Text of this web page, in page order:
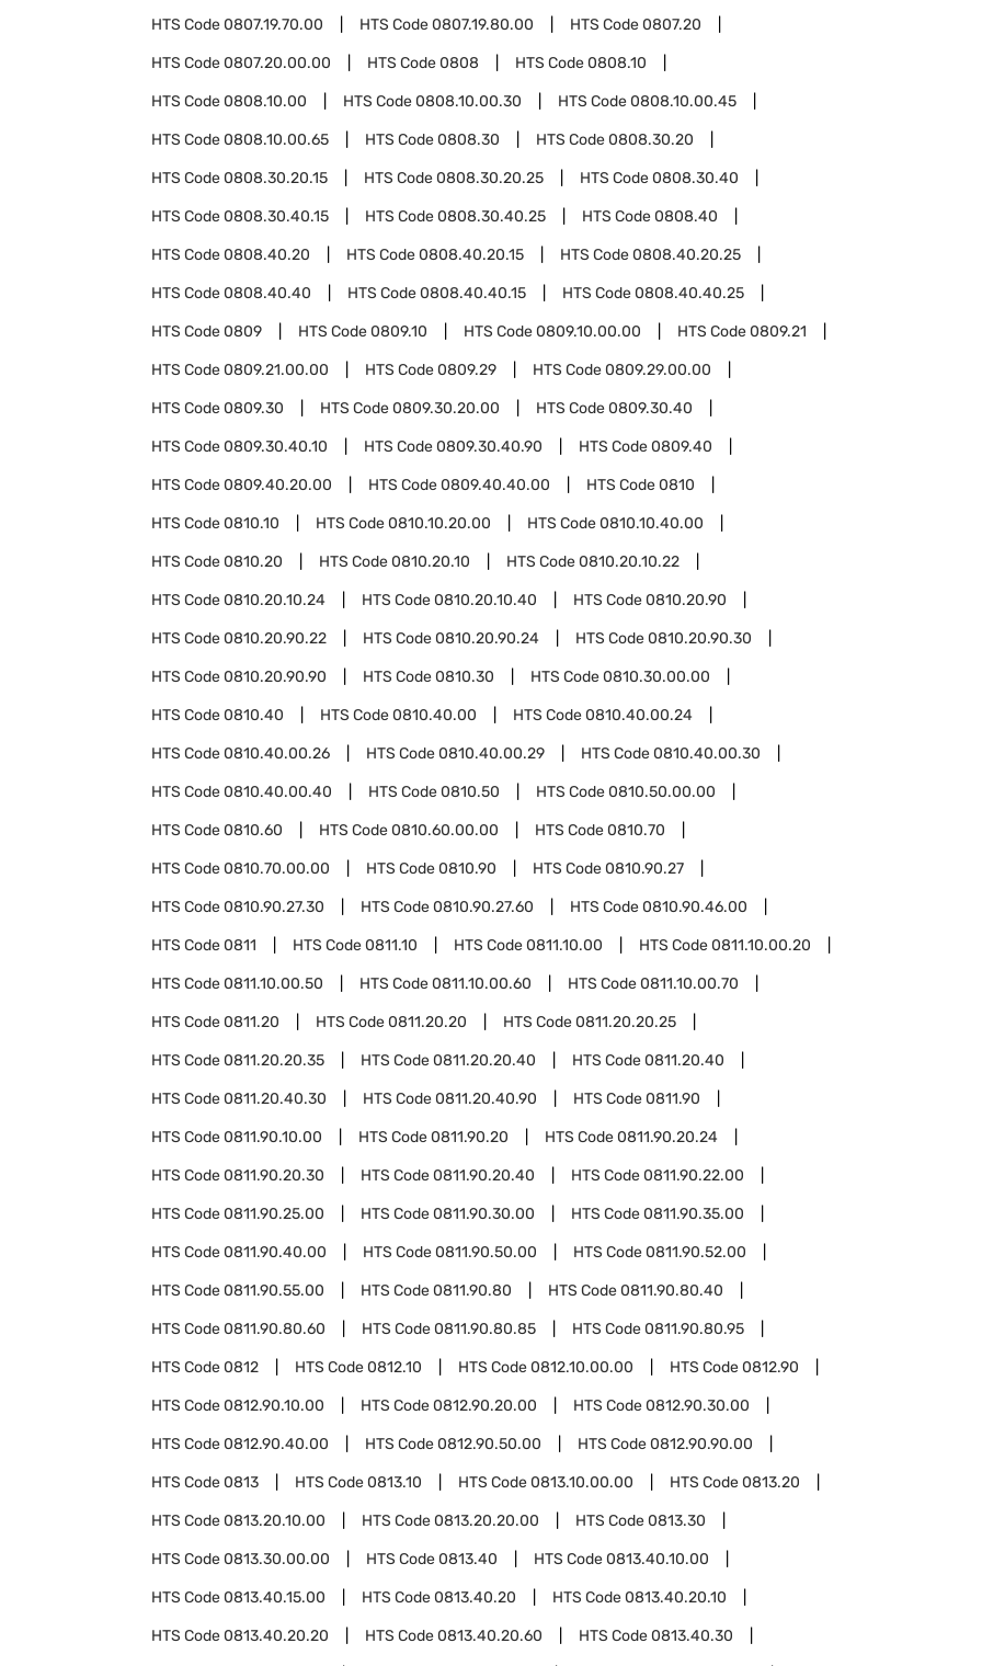
HTS Code0807.19.70.00 HTS Code0807.19.80.00 HTS Code0807.20
HTS Code0807.20.00.00 HTS Code0808 HTS Code0808.10
HTS Code0808.10.00 HTS Code0808.10.00.30 HTS Code0808.10.00.45
HTS Code0808.10.00.65 HTS Code0808.30 HTS Code0808.30.20
HTS Code0808.30.20.15 HTS Code0808.30.20.25 HTS Code0808.30.40
HTS Code0808.30.40.15 HTS Code0808.30.40.25 HTS Code0808.40
HTS Code0808.40.20 HTS Code0808.40.20.15 HTS Code0808.40.20.25
HTS Code0808.40.40 HTS Code0808.40.40.15 HTS Code0808.40.40.25
HTS Code0809 HTS Code0809.10 HTS Code0809.10.00.00 HTS Code0809.21
HTS Code0809.21.00.00 HTS Code0809.29 HTS Code0809.29.00.00
HTS Code0809.30 HTS Code0809.30.20.00 HTS Code0809.30.40
HTS Code0809.30.40.10 HTS Code0809.30.40.90 HTS Code0809.40
HTS Code0809.40.20.00 HTS Code0809.40.40.00 HTS Code0810
HTS Code0810.10 HTS Code0810.10.20.00 HTS Code0810.10.40.00
HTS Code0810.20 HTS Code0810.20.10 HTS Code0810.20.10.22
HTS Code0810.20.10.24 HTS Code0810.20.10.40 HTS Code0810.20.90
HTS Code0810.20.90.22 HTS Code0810.20.90.24 HTS Code0810.20.90.30
HTS Code0810.20.90.90 HTS Code0810.30 HTS Code0810.30.00.00
HTS Code0810.40 HTS Code0810.40.00 HTS Code0810.40.00.24
HTS Code0810.40.00.26 HTS Code0810.40.00.29 HTS Code0810.40.00.30
HTS Code0810.40.00.40 HTS Code0810.50 HTS Code0810.50.00.00
HTS Code0810.60 HTS Code0810.60.00.00 HTS Code0810.70
HTS Code0810.70.00.00 HTS Code0810.90 HTS Code0810.90.27
HTS Code0810.90.27.30 HTS Code0810.90.27.60 HTS Code0810.90.46.00
HTS Code0811 HTS Code0811.10 HTS Code0811.10.00 HTS Code0811.10.00.20
HTS Code0811.10.00.50 HTS Code0811.10.00.60 HTS Code0811.10.00.70
HTS Code0811.20 HTS Code0811.20.20 HTS Code0811.20.20.25
HTS Code0811.20.20.35 HTS Code0811.20.20.40 HTS Code0811.20.40
HTS Code0811.20.40.30 HTS Code0811.20.40.90 HTS Code0811.90
HTS Code0811.90.10.00 HTS Code0811.90.20 HTS Code0811.90.20.24
HTS Code0811.90.20.30 HTS Code0811.90.20.40 HTS Code0811.90.22.00
HTS Code0811.90.25.00 HTS Code0811.90.30.00 HTS Code0811.90.35.00
HTS Code0811.90.40.00 HTS Code0811.90.50.00 HTS Code0811.90.52.00
HTS Code0811.90.55.00 HTS Code0811.90.80 HTS Code0811.90.80.40
HTS Code0811.90.80.60 HTS Code0811.90.80.85 HTS Code0811.90.80.95
HTS Code0812 HTS Code0812.10 HTS Code0812.10.00.00 HTS Code0812.90
HTS Code0812.90.10.00 HTS Code0812.90.20.00 HTS Code0812.90.30.00
HTS Code0812.90.40.00 HTS Code0812.90.50.00 HTS Code0812.90.90.00
HTS Code0813 HTS Code0813.10 HTS Code0813.10.00.00 HTS Code0813.20
HTS Code0813.20.10.00 HTS Code0813.20.20.00 HTS Code0813.30
HTS Code0813.30.00.00 HTS Code0813.40 HTS Code0813.40.10.00
HTS Code0813.40.15.00 HTS Code0813.40.20 HTS Code0813.40.20.10
HTS Code0813.40.20.20 HTS Code0813.40.20.60 HTS Code0813.40.30